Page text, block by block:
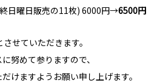
日曜日販売の11枚) 6000円→6500円
せていただきます。
努めて参りますので、
けますようお願い申し上げます。